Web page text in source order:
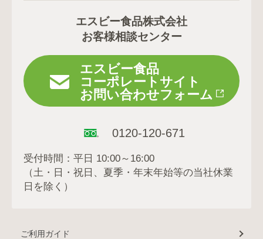
エスビー食品株式会社
お客様相談センター
エスビー食品
コーポレートサイト
お問い合わせフォーム
0120-120-671
受付時間：平日 10:00～16:00
（土・日・祝日、夏季・年末年始等の当社休業
日を除く）
ご利用ガイド